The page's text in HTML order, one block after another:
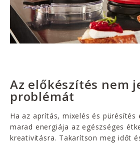
Az előkészítés nem
problémát
Ha az aprítás, mixelés és pürésítés
marad energiája az egészséges
kreativitásra. Takarítson meg időt